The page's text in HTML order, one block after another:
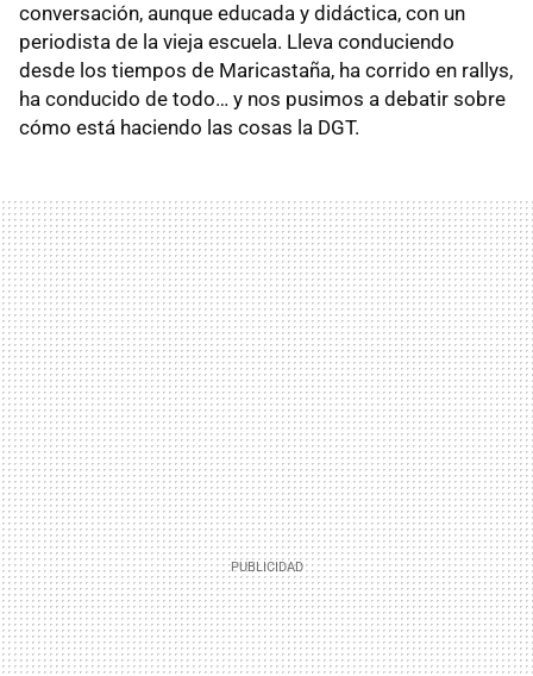
conversación, aunque educada y didáctica, con un
periodista de la vieja escuela. Lleva conduciendo
desde los tiempos de Maricastaña, ha corrido en rallys,
ha conducido de todo… y nos pusimos a debatir sobre
cómo está haciendo las cosas la DGT.